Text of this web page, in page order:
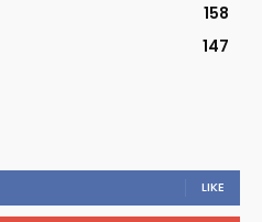
158
147
LIKE